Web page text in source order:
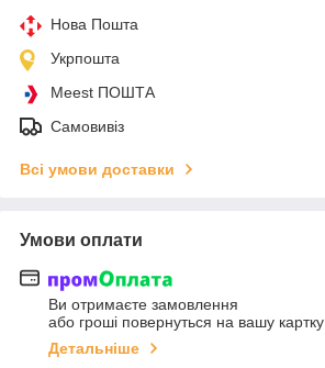
Нова Пошта
Укрпошта
Meest ПОШТА
Самовивіз
Всі умови доставки
Умови оплати
Ви отримаєте замовлення
або гроші повернуться на вашу картку
Детальніше